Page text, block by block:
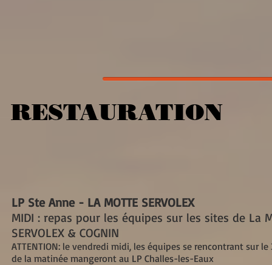
RESTAURATION
LP Ste Anne - LA MOTTE SERVOLEX
MIDI : repas pour les équipes sur les sites de La
SERVOLEX & COGNIN
ATTENTION: le vendredi midi, les équipes se rencontrant sur
de la matinée mangeront au LP Challes-les-Eaux